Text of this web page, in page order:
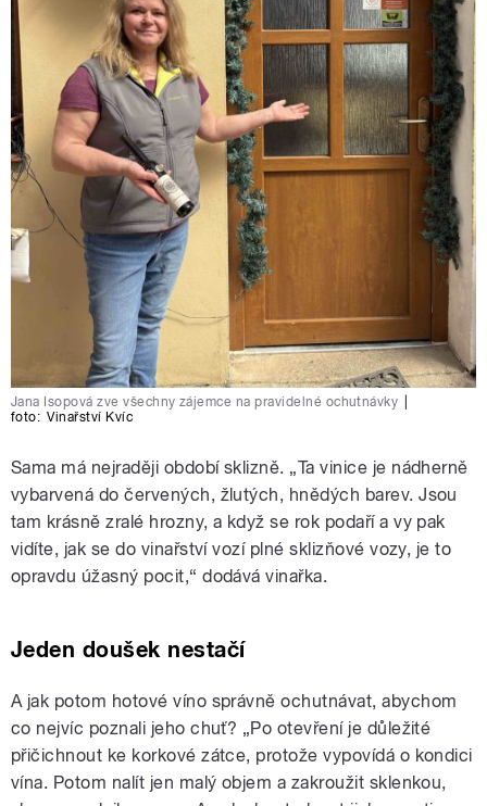
Jana Isopová zve všechny zájemce na pravidelné ochutnávky
foto: Vinařství Kvíc
Sama má nejraději období sklizně. „Ta vinice je nádherně
vybarvená do červených, žlutých, hnědých barev. Jsou
tam krásně zralé hrozny, a když se rok podaří a vy pak
vidíte, jak se do vinařství vozí plné sklizňové vozy, je to
opravdu úžasný pocit,“ dodává vinařka.
Jeden doušek nestačí
A jak potom hotové víno správně ochutnávat, abychom
co nejvíc poznali jeho chuť? „Po otevření je důležité
přičichnout ke korkové zátce, protože vypovídá o kondici
vína. Potom nalít jen malý objem a zakroužit sklenkou,